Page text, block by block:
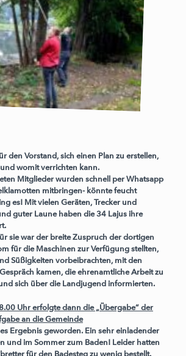
den Vorstand, sich einen Plan zu erstellen,
womit verrichten kann.
Mitglieder wurden schnell per Whatsapp
mitbringen- könnte feucht
es! Mit vielen Geräten, Trecker und
guter Laune haben die 34 Lajus ihre
sie war der breite Zuspruch der dortigen
für die Maschinen zur Verfügung stellten,
Süßigkeiten vorbeibrachten, mit den
kamen, die ehrenamtliche Arbeit zu
sich über die Landjugend informierten.
Uhr erfolgte dann die „Übergabe“ der
an die Gemeinde
Ergebnis geworden. Ein sehr einladender
und im Sommer zum Baden! Leider hatten